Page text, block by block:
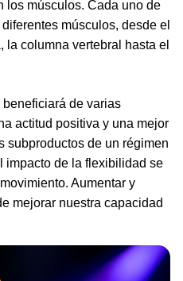
los músculos. Cada uno de
músculos, desde el
la columna vertebral hasta el
de varias
actitud positiva y una mejor
subproductos de un régimen
impacto de la flexibilidad se
Aumentar y
mejorar nuestra capacidad